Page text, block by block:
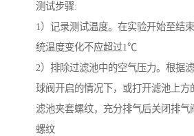
测试步骤:
1）记录测试温度。在实验开始至结
统温度变化不应超过1℃
2）排除过滤池中的空气压力。根据
球阀开启的情况下，或打开滤池上方
滤池夹套螺纹，充分排气后关闭排气
螺纹